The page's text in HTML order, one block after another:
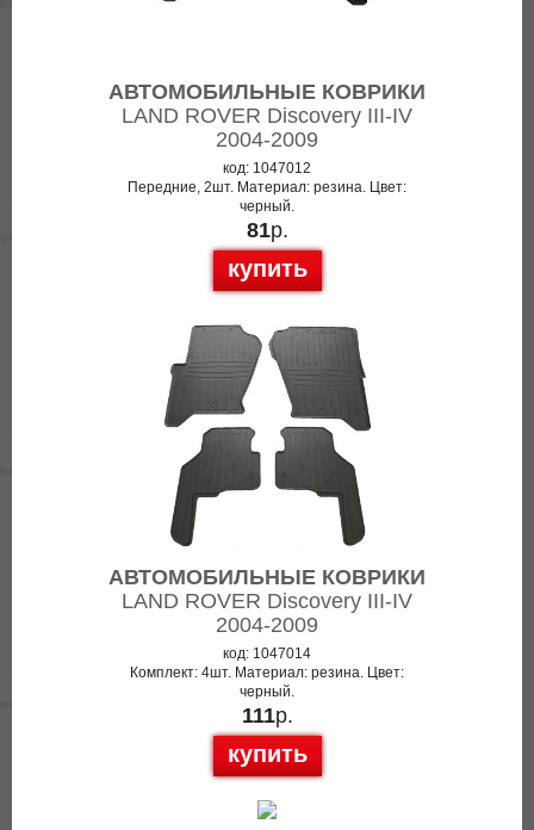
АВТОМОБИЛЬНЫЕ КОВРИКИ
LAND ROVER Discovery III-IV
2004-2009
код: 1047012
Передние, 2шт. Материал: резина. Цвет:
черный.
81р.
купить
АВТОМОБИЛЬНЫЕ КОВРИКИ
LAND ROVER Discovery III-IV
2004-2009
код: 1047014
Комплект: 4шт. Материал: резина. Цвет:
черный.
111р.
купить